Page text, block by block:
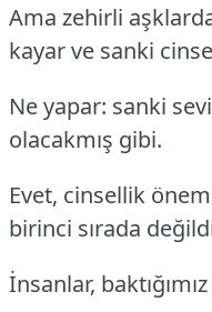
Ama zehirli
kayar ve sanki
Ne yapar: sanki
olacakmış gibi.
Evet, cinsellik
birinci sırada
İnsanlar,